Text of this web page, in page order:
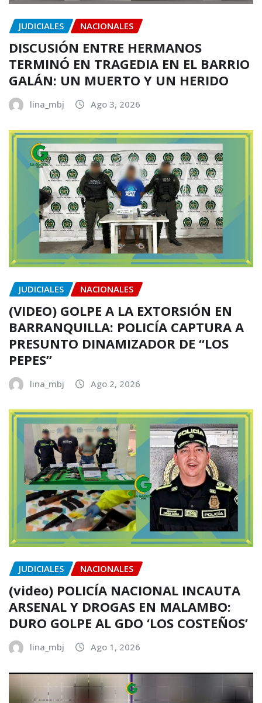
JUDICIALES NACIONALES
DISCUSIÓN ENTRE HERMANOS
TERMINÓ EN TRAGEDIA EN EL BARRIO
GALÁN: UN MUERTO Y UN HERIDO
lina_mbj Ago 3, 2026
JUDICIALES NACIONALES
(VIDEO) GOLPE A LA EXTORSIÓN EN
BARRANQUILLA: POLICÍA CAPTURA A
PRESUNTO DINAMIZADOR DE “LOS
PEPES”
lina_mbj Ago 2, 2026
JUDICIALES NACIONALES
(video) POLICÍA NACIONAL INCAUTA
ARSENAL Y DROGAS EN MALAMBO:
DURO GOLPE AL GDO ‘LOS COSTEÑOS’
lina_mbj Ago 1, 2026